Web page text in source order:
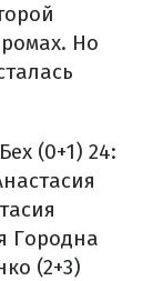
Но
(0+1) 24:
Городна
(2+3)